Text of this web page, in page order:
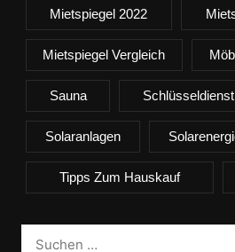
Mietspiegel 2022
Mietspiegel Vergleich
Sauna Schlüsseldienst
Solaranlagen
Tipps Zum Hauskauf